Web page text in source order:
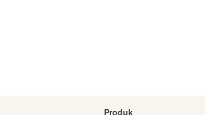
Produk